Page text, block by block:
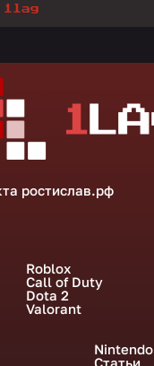
1lag
ростислав.рф
Roblox
Call of Duty
Dota 2
Valorant
Nintendo
Статьи